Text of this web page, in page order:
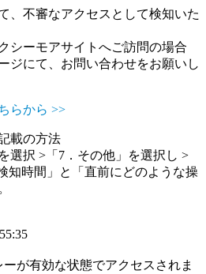
、不審なアクセスとして検知いた
シーモアサイトへご訪問の場合
ジにて、お問い合わせをお願いし
らから >>
載の方法
選択 >「7．その他」を選択し >
知時間」と「直前にどのような操
が有効な状態でアクセスされま